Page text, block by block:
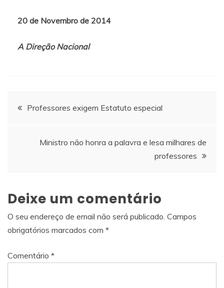
20 de Novembro de 2014
A Direção Nacional
Navegação
Professores exigem Estatuto especial
Ministro não honra a palavra e lesa milhares de
professores
Deixe um comentário
O seu endereço de email não será publicado. Campos
obrigatórios marcados com *
Comentário *